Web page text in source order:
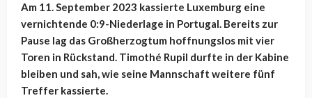
Am 11. September 2023 kassierte Luxemburg eine
vernichtende 0:9-Niederlage in Portugal. Bereits zur
Pause lag das Großherzogtum hoffnungslos mit vier
Toren in Rückstand. Timothé Rupil durfte in der Kabine
bleiben und sah, wie seine Mannschaft weitere fünf
Treffer kassierte.